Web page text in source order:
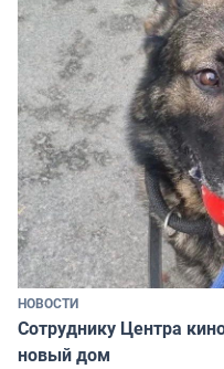
НОВОСТИ
Сотруднику Центра
новый дом